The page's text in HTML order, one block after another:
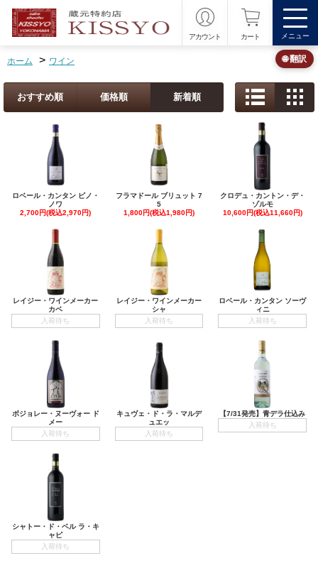
アカウント カート メニュー
ホーム > ワイン
おすすめ順 価格順 新着順
ロベール・カンタン ピノ・
ノワ
2,700円(税込2,970円)
フラマドール ブリュット 7
5
1,800円(税込1,980円)
クロデュ・カントン・デ・
ゾルモ
10,600円(税込11,660円)
レイジー・ワインメーカー
カベ
入荷待ち
レイジー・ワインメーカー
シャ
入荷待ち
ロベール・カンタン ソーヴ
ィニ
入荷待ち
ボジョレー・ヌーヴォー ド
メー
入荷待ち
キュヴェ・ド・ラ・マルデ
ュエッ
入荷待ち
【7/31発売】青デラ仕込み
入荷待ち
シャトー・ド・ベル ラ・キ
ャピ
入荷待ち
🌐 翻訳